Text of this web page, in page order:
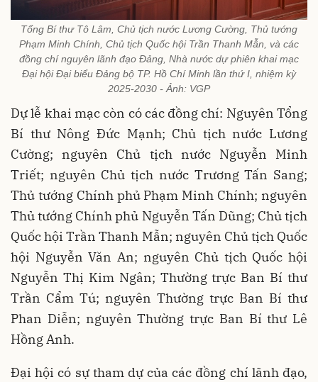
Tổng Bí thư Tô Lâm, Chủ tịch nước Lương Cường, Thủ tướng
Phạm Minh Chính, Chủ tịch Quốc hội Trần Thanh Mẫn, và các
đồng chí nguyên lãnh đạo Đảng, Nhà nước dự phiên khai mạc
Đại hội Đại biểu Đảng bộ TP. Hồ Chí Minh lần thứ I, nhiệm kỳ
2025-2030 - Ảnh: VGP
Dự lễ khai mạc còn có các đồng chí: Nguyên Tổng
Bí thư Nông Đức Mạnh; Chủ tịch nước Lương
Cường; nguyên Chủ tịch nước Nguyễn Minh
Triết; nguyên Chủ tịch nước Trương Tấn Sang;
Thủ tướng Chính phủ Phạm Minh Chính; nguyên
Thủ tướng Chính phủ Nguyễn Tấn Dũng; Chủ tịch
Quốc hội Trần Thanh Mẫn; nguyên Chủ tịch Quốc
hội Nguyễn Văn An; nguyên Chủ tịch Quốc hội
Nguyễn Thị Kim Ngân; Thường trực Ban Bí thư
Trần Cẩm Tú; nguyên Thường trực Ban Bí thư
Phan Diễn; nguyên Thường trực Ban Bí thư Lê
Hồng Anh.
Đại hội có sự tham dự của các đồng chí lãnh đạo,